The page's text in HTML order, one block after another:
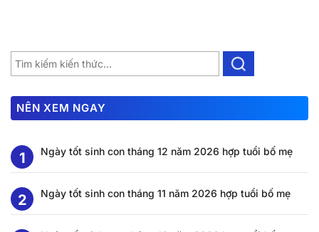
NÊN XEM NGAY
Ngày tốt sinh con tháng 12 năm 2026 hợp tuổi bố mẹ
Ngày tốt sinh con tháng 11 năm 2026 hợp tuổi bố mẹ